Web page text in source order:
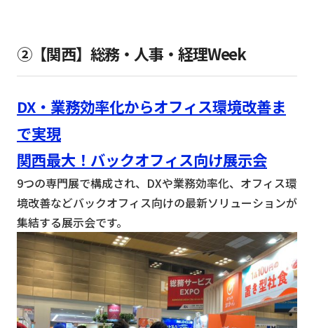
②【関西】総務・人事・経理Week
DX・業務効率化からオフィス環境改善ま
で実現
関西最大！バックオフィス向け展示会
9つの専門展で構成され、DXや業務効率化、オフィス環
境改善などバックオフィス向けの最新ソリューションが
集結する展示会です。